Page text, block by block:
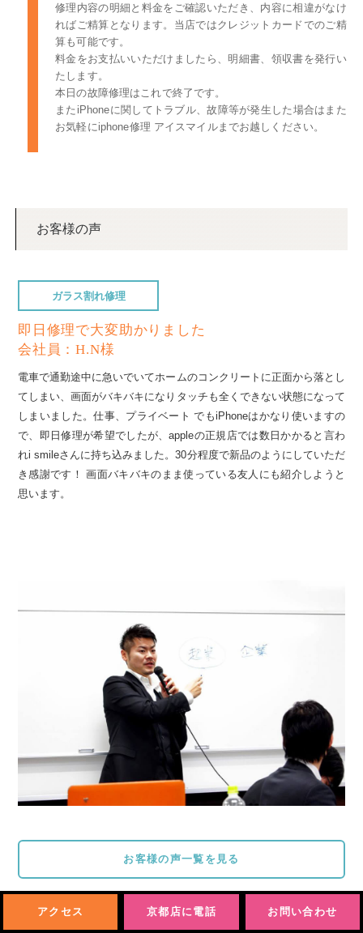
修理内容の明細と料金をご確認いただき、内容に相違がなけ
ればご精算となります。当店ではクレジットカードでのご精
算も可能です。
料金をお支払いいただけましたら、明細書、領収書を発行い
たします。
本日の故障修理はこれで終了です。
またiPhoneに関してトラブル、故障等が発生した場合はまた
お気軽にiphone修理 アイスマイルまでお越しください。
お客様の声
ガラス割れ修理
即日修理で大変助かりました
会社員：H.N様
電車で通勤途中に急いでいてホームのコンクリートに正面から落とし
てしまい、画面がバキバキになりタッチも全くできない状態になって
しまいました。仕事、プライベート でもiPhoneはかなり使いますの
で、即日修理が希望でしたが、appleの正規店では数日かかると言わ
れi smileさんに持ち込みました。30分程度で新品のようにしていただ
き感謝です！ 画面バキバキのまま使っている友人にも紹介しようと
思います。
お客様の声一覧を見る
アクセス 京都店に電話 お問い合わせ